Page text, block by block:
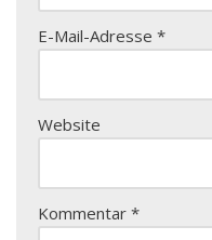
E-Mail-Adresse *
Website
Kommentar *